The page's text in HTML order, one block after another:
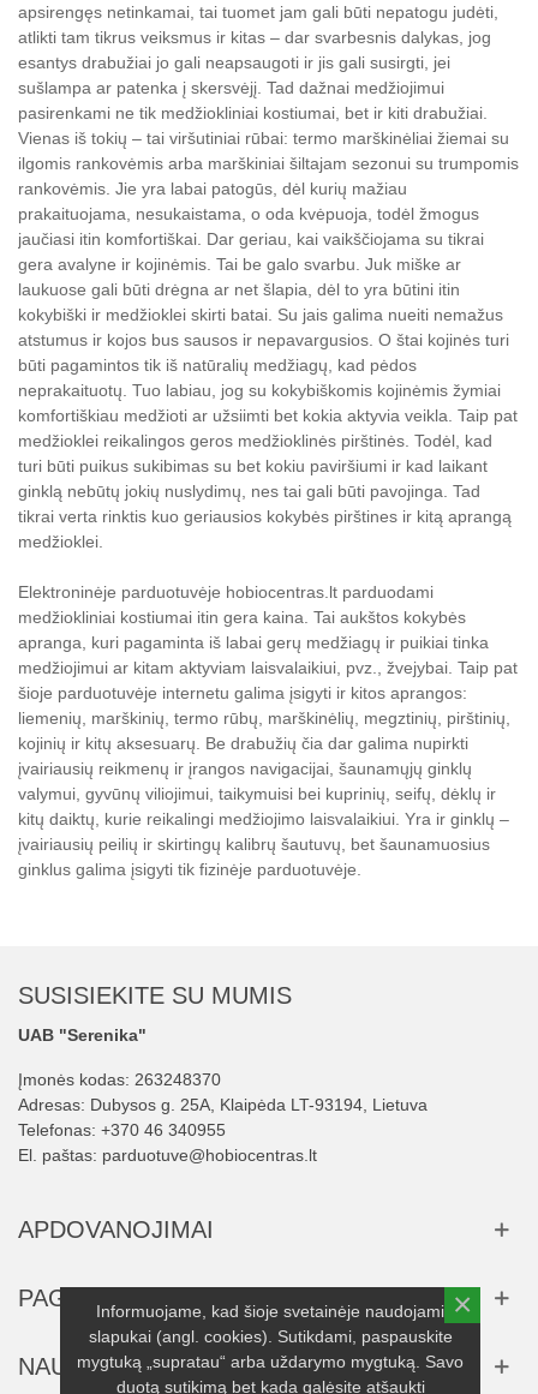
apsirengęs netinkamai, tai tuomet jam gali būti nepatogu judėti,
atlikti tam tikrus veiksmus ir kitas – dar svarbesnis dalykas, jog
esantys drabužiai jo gali neapsaugoti ir jis gali susirgti, jei
sušlampa ar patenka į skersvėjį. Tad dažnai medžiojimui
pasirenkami ne tik medžiokliniai kostiumai, bet ir kiti drabužiai.
Vienas iš tokių – tai viršutiniai rūbai: termo marškinėliai žiemai su
ilgomis rankovėmis arba marškiniai šiltajam sezonui su trumpomis
rankovėmis. Jie yra labai patogūs, dėl kurių mažiau
prakaituojama, nesukaistama, o oda kvėpuoja, todėl žmogus
jaučiasi itin komfortiškai. Dar geriau, kai vaikščiojama su tikrai
gera avalyne ir kojinėmis. Tai be galo svarbu. Juk miške ar
laukuose gali būti drėgna ar net šlapia, dėl to yra būtini itin
kokybiški ir medžioklei skirti batai. Su jais galima nueiti nemažus
atstumus ir kojos bus sausos ir nepavargusios. O štai kojinės turi
būti pagamintos tik iš natūralių medžiagų, kad pėdos
neprakaituotų. Tuo labiau, jog su kokybiškomis kojinėmis žymiai
komfortiškiau medžioti ar užsiimti bet kokia aktyvia veikla. Taip pat
medžioklei reikalingos geros medžioklinės pirštinės. Todėl, kad
turi būti puikus sukibimas su bet kokiu paviršiumi ir kad laikant
ginklą nebūtų jokių nuslydimų, nes tai gali būti pavojinga. Tad
tikrai verta rinktis kuo geriausios kokybės pirštines ir kitą aprangą
medžioklei.
Elektroninėje parduotuvėje hobiocentras.lt parduodami
medžiokliniai kostiumai itin gera kaina. Tai aukštos kokybės
apranga, kuri pagaminta iš labai gerų medžiagų ir puikiai tinka
medžiojimui ar kitam aktyviam laisvalaikiui, pvz., žvejybai. Taip pat
šioje parduotuvėje internetu galima įsigyti ir kitos aprangos:
liemenių, marškinių, termo rūbų, marškinėlių, megztinių, pirštinių,
kojinių ir kitų aksesuarų. Be drabužių čia dar galima nupirkti
įvairiausių reikmenų ir įrangos navigacijai, šaunamųjų ginklų
valymui, gyvūnų viliojimui, taikymuisi bei kuprinių, seifų, dėklų ir
kitų daiktų, kurie reikalingi medžiojimo laisvalaikiui. Yra ir ginklų –
įvairiausių peilių ir skirtingų kalibrų šautuvų, bet šaunamuosius
ginklus galima įsigyti tik fizinėje parduotuvėje.
SUSISIEKITE SU MUMIS
UAB "Serenika"
Įmonės kodas: 263248370
Adresas: Dubysos g. 25A, Klaipėda LT-93194, Lietuva
Telefonas: +370 46 340955
El. paštas: parduotuve@hobiocentras.lt
APDOVANOJIMAI
PAGALBA
NAUJIENLAIŠKIS
Informuojame, kad šioje svetainėje naudojami
slapukai (angl. cookies). Sutikdami, paspauskite
mygtuką „supratau“ arba uždarymo mygtuką. Savo
duotą sutikimą bet kada galėsite atšaukti
×